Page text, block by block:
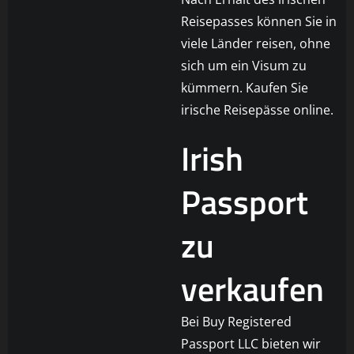
Reisepasses können Sie in
viele Länder reisen, ohne
sich um ein Visum zu
kümmern. Kaufen Sie
irische Reisepässe online.
Irish
Passport
zu
verkaufen
Bei Buy Registered
Passport LLC bieten wir